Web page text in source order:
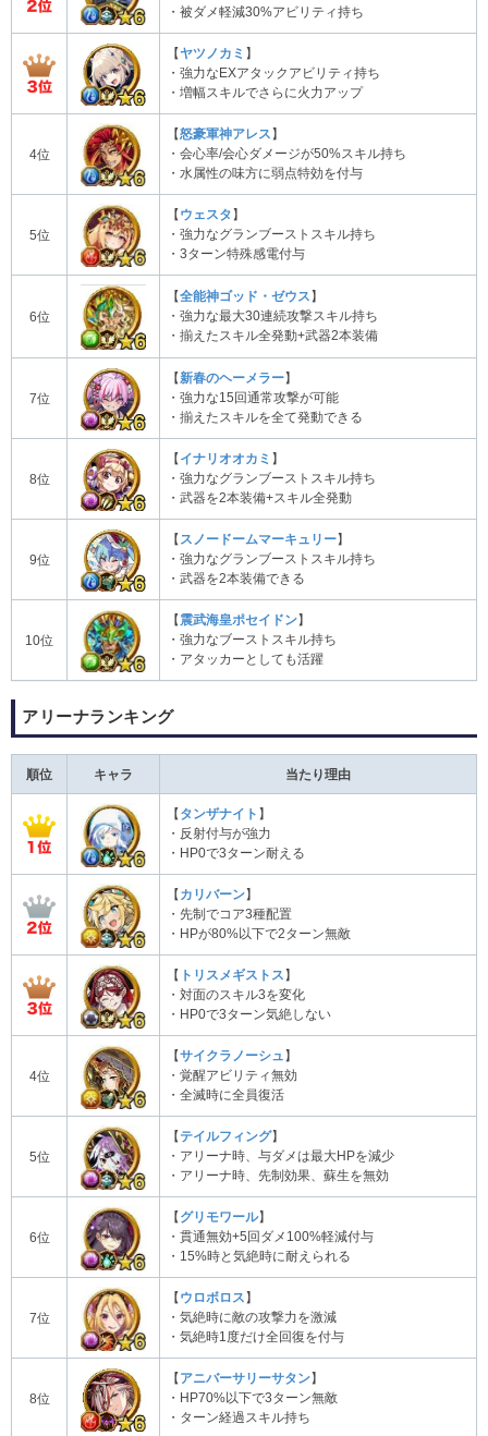
・被ダメ軽減30%アビリティ持ち
【ヤツノカミ 】
・強力なEXアタックアビリティ持ち
・増幅スキルでさらに火力アップ
4位
【怒豪軍神アレス 】
・会心率/会心ダメージが50%スキル持ち
・水属性の味方に弱点特効を付与
5位
【 ウェスタ 】
・強力なグランブーストスキル持ち
・3ターン特殊感電付与
6位
【全能神ゴッド・ゼウス 】
・強力な最大30連続攻撃スキル持ち
・揃えたスキル全発動+武器2本装備
7位
【新春のヘーメラー】
・強力な15回通常攻撃が可能
・揃えたスキルを全て発動できる
8位
【 イナリオオカミ 】
・強力なグランブーストスキル持ち
・武器を2本装備+スキル全発動
9位
【 スノードームマーキュリー】
・強力なグランブーストスキル持ち
・武器を2本装備できる
10位
【 震武海皇ポセイドン】
・強力なブーストスキル持ち
・アタッカーとしても活躍
アリーナランキング
順位 キャラ 当たり理由
【 タンザナイト 】
・反射付与が強力
・HP0で3ターン耐える
【 カリバーン】
・先制でコア3種配置
・HPが80%以下で2ターン無敵
【 トリスメギストス 】
・対面のスキル3を変化
・HP0で3ターン気絶しない
4位
【サイクラノーシュ 】
・覚醒アビリティ無効
・全滅時に全員復活
5位
【 テイルフィング】
・アリーナ時、与ダメは最大HPを減少
・アリーナ時、先制効果、蘇生を無効
6位
【 グリモワール】
・貫通無効+5回ダメ100%軽減付与
・15%時と気絶時に耐えられる
7位
【 ウロボロス 】
・気絶時に敵の攻撃力を激減
・気絶時1度だけ全回復を付与
8位
【 アニバーサリーサタン】
・HP70%以下で3ターン無敵
・ターン経過スキル持ち